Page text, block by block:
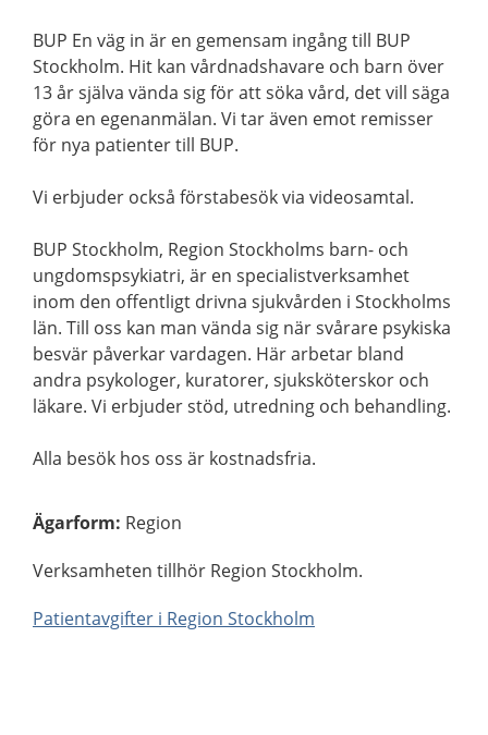
BUP En väg in är en gemensam ingång till BUP
Stockholm. Hit kan vårdnadshavare och barn över
13 år själva vända sig för att söka vård, det vill säga
göra en egenanmälan. Vi tar även emot remisser
för nya patienter till BUP.
Vi erbjuder också förstabesök via videosamtal.
BUP Stockholm, Region Stockholms barn- och
ungdomspsykiatri, är en specialistverksamhet
inom den offentligt drivna sjukvården i Stockholms
län. Till oss kan man vända sig när svårare psykiska
besvär påverkar vardagen. Här arbetar bland
andra psykologer, kuratorer, sjuksköterskor och
läkare. Vi erbjuder stöd, utredning och behandling.
Alla besök hos oss är kostnadsfria.
Ägarform: Region
Verksamheten tillhör Region Stockholm.
Patientavgifter i Region Stockholm